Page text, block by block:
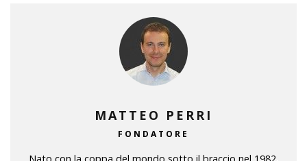
MATTEO PERRI
FONDATORE